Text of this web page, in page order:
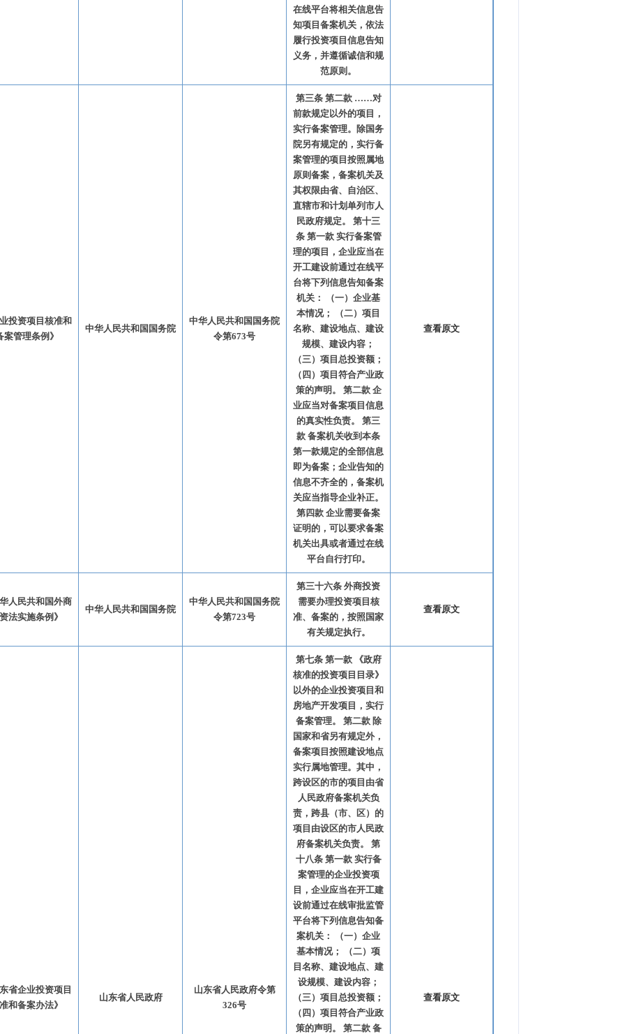
在线平台将相关信息告
知项目备案机关，依法
履行投资项目信息告知
义务，并遵循诚信和规
范原则。
投资项目核准和
案管理条例》
中华人民共和国国务院
中华人民共和国国务院
令第673号
第三条 第二款 ……对
前款规定以外的项目，
实行备案管理。除国务
院另有规定的，实行备
案管理的项目按照属地
原则备案，备案机关及
其权限由省、自治区、
直辖市和计划单列市人
民政府规定。 第十三
条 第一款 实行备案管
理的项目，企业应当在
开工建设前通过在线平
台将下列信息告知备案
机关： （一）企业基
本情况； （二）项目
名称、建设地点、建设
规模、建设内容；
（三）项目总投资额；
（四）项目符合产业政
策的声明。 第二款 企
业应当对备案项目信息
的真实性负责。 第三
款 备案机关收到本条
第一款规定的全部信息
即为备案；企业告知的
信息不齐全的，备案机
关应当指导企业补正。
第四款 企业需要备案
证明的，可以要求备案
机关出具或者通过在线
平台自行打印。
查看原文
人民共和国外商
法实施条例》
中华人民共和国国务院
中华人民共和国国务院
令第723号
第三十六条 外商投资
需要办理投资项目核
准、备案的，按照国家
有关规定执行。
查看原文
省企业投资项目
和备案办法》
山东省人民政府
山东省人民政府令第
326号
第七条 第一款 《政府
核准的投资项目目录》
以外的企业投资项目和
房地产开发项目，实行
备案管理。 第二款 除
国家和省另有规定外，
备案项目按照建设地点
实行属地管理。其中，
跨设区的市的项目由省
人民政府备案机关负
责，跨县（市、区）的
项目由设区的市人民政
府备案机关负责。 第
十八条 第一款 实行备
案管理的企业投资项
目，企业应当在开工建
设前通过在线审批监管
平台将下列信息告知备
案机关： （一）企业
基本情况； （二）项
目名称、建设地点、建
设规模、建设内容；
（三）项目总投资额；
（四）项目符合产业政
策的声明。 第二款 备
查看原文